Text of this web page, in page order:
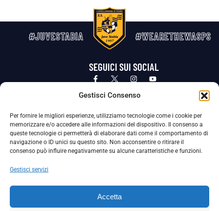
Gestisci Consenso
Per fornire le migliori esperienze, utilizziamo tecnologie come i cookie per
memorizzare e/o accedere alle informazioni del dispositivo. Il consenso a
queste tecnologie ci permetterà di elaborare dati come il comportamento di
navigazione o ID unici su questo sito. Non acconsentire o ritirare il
consenso può influire negativamente su alcune caratteristiche e funzioni.
Gestisci servizi
Accetta
#JUVESTABIA #WEARETHEWASPS
SEGUICI SUI SOCIAL
Privacy Policy Cookie Policy
La Società ha nominato il Responsabile della Protezione dei Dati Personali (DPO), figura specializzata che vigila sulle modalità
adottate dalla nostra Società per tutelare i Suoi dati personali.
Per contattare il DPO può scrivere a